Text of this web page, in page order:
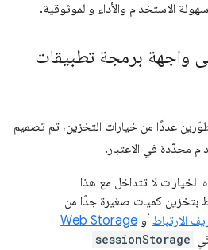
الاستخدام والأداء والموثوقية.
واجهة برمجة تطبيقات
عددًا من خيارات التخزين، تم تصميم
محدّدة في الاعتبار.
لا تتداخل مع هذا
بتخزين كميات صغيرة جدًا من
الارتباط أو Web Storage
sessionStorage